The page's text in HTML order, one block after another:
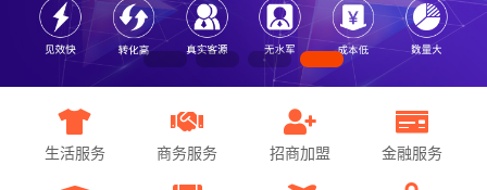
生活服务 商务服务 招商加盟 金融服务